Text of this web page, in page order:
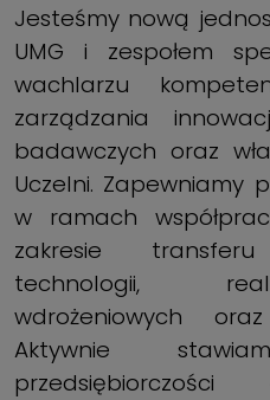
Jesteśmy nową
UMG i zespołem
wachlarzu
zarządzania
badawczych oraz
Uczelni. Zapewniamy
w ramach
zakresie
technologii,
wdrożeniowych
Aktywnie